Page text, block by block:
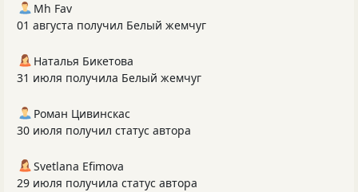
Mh Fav
01 августа получил Белый жемчуг
Наталья Бикетова
31 июля получила Белый жемчуг
Роман Цивинскас
30 июля получил статус автора
Svetlana Efimova
29 июля получила статус автора